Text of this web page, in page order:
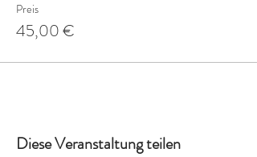
Preis
45,00 €
Diese Veranstaltung teilen